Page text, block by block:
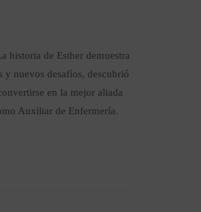
historia de Esther demuestra
y nuevos desafíos, descubrió
en la mejor aliada
Auxiliar de Enfermería.